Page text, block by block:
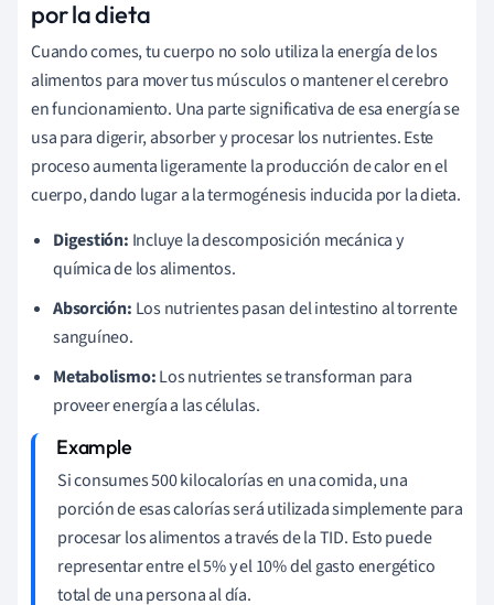
por la dieta
Cuando comes, tu cuerpo no solo utiliza la energía de los
alimentos para mover tus músculos o mantener el cerebro
en funcionamiento. Una parte significativa de esa energía se
usa para digerir, absorber y procesar los nutrientes. Este
proceso aumenta ligeramente la producción de calor en el
cuerpo, dando lugar a la termogénesis inducida por la dieta.
Digestión: Incluye la descomposición mecánica y
química de los alimentos.
Absorción: Los nutrientes pasan del intestino al torrente
sanguíneo.
Metabolismo:Los nutrientes se transforman para
proveer energía a las células.
Si consumes 500 kilocalorías en una comida, una
porción de esas calorías será utilizada simplemente para
procesar los alimentos a través de la TID. Esto puede
representar entre el 5% y el 10% del gasto energético
total de una persona al día.